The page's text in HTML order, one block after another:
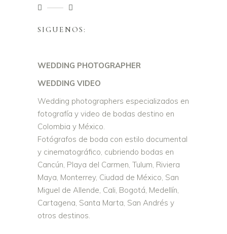
SIGUENOS:
WEDDING PHOTOGRAPHER
WEDDING VIDEO
Wedding photographers especializados en
fotografía y video de bodas destino en
Colombia y México.
Fotógrafos de boda con estilo documental
y cinematográfico, cubriendo bodas en
Cancún, Playa del Carmen, Tulum, Riviera
Maya, Monterrey, Ciudad de México, San
Miguel de Allende, Cali, Bogotá, Medellín,
Cartagena, Santa Marta, San Andrés y
otros destinos.